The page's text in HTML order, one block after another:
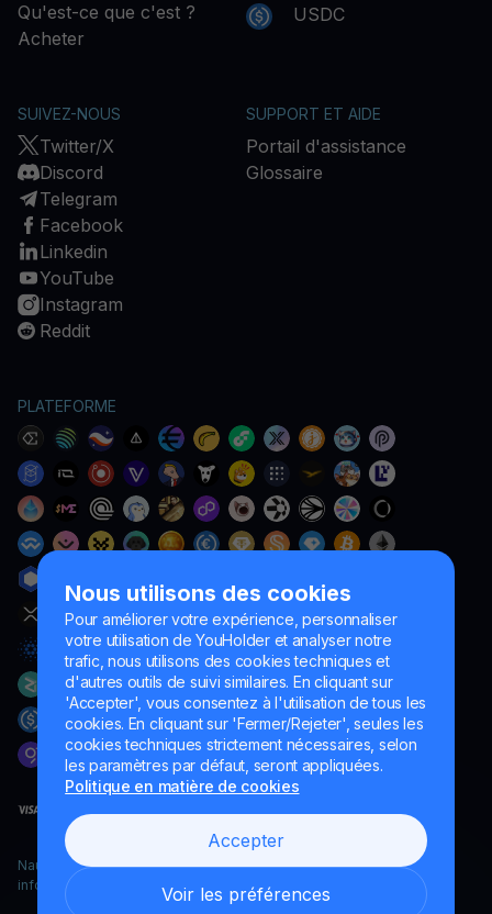
Nous utilisons des cookies
Pour améliorer votre expérience, personnaliser
votre utilisation de YouHolder et analyser notre
trafic, nous utilisons des cookies techniques et
d'autres outils de suivi similaires. En cliquant sur
'Accepter', vous consentez à l'utilisation de tous les
cookies. En cliquant sur 'Fermer/Rejeter', seules les
cookies techniques strictement nécessaires, selon
les paramètres par défaut, seront appliquées.
Politique en matière de cookies
Accepter
Voir les préférences
Qu'est-ce que c'est ?
Acheter
USDC
SUIVEZ-NOUS
Twitter/X
Discord
Telegram
Facebook
Linkedin
YouTube
Instagram
Reddit
SUPPORT ET AIDE
Portail d'assistance
Glossaire
PLATEFORME
Naumard LTD. – uniquement à des fins de développement
informatique, de recherche et de marketing